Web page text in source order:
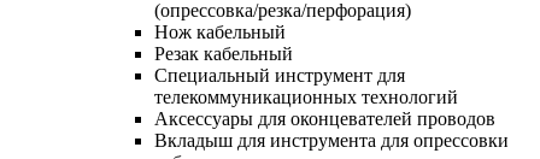
(опрессовка/резка/перфорация)
Нож кабельный
Резак кабельный
Специальный инструмент для
телекоммуникационных технологий
Аксессуары для оконцевателей проводов
Вкладыш для инструмента для опрессовки